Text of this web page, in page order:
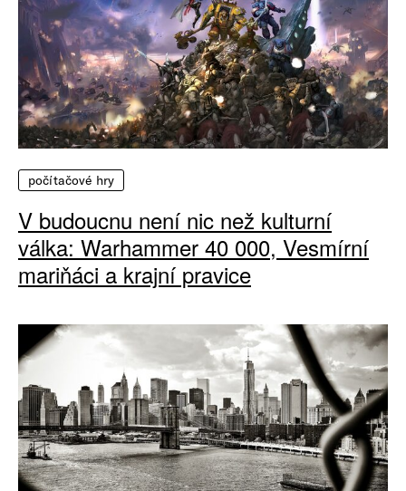
počítačové hry
V budoucnu není nic než kulturní
válka: Warhammer 40 000, Vesmírní
mariňáci a krajní pravice